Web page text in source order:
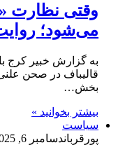
وقتی نظارت
می‌شود؛
به گزارش خبیر کرج
قالیباف در صحن
بخش…
بیشتر بخوانید »
سیاست
پورقرباندسامبر 6, 2025